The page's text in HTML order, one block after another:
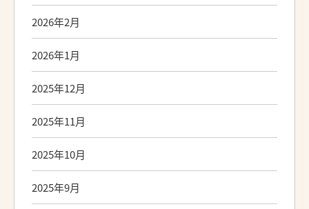
2026年2月
2026年1月
2025年12月
2025年11月
2025年10月
2025年9月